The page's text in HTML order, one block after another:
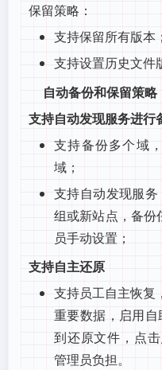
保留策略：
支持保留所有版本；
支持设置历史文件
自动备份和保留策略
支持自动发现服务进行
支持备份多个域
域；
支持自动发现服
组或新站点，备份
员手动设置；
支持自主还原
支持员工自主恢复
重要数据，启用
到还原文件，点
管理员负担。